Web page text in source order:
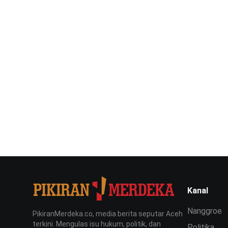
PikiranMerdeka.co, media berita seputar Aceh
terkini. Mengulas isu hukum, politik, dan
Kanal
Nanggroe